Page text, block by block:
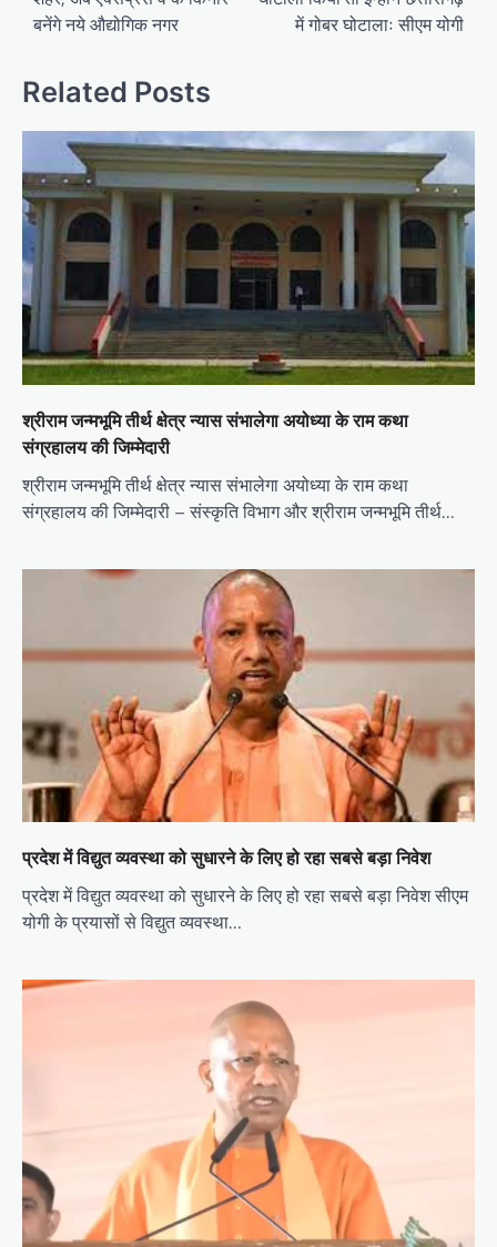
बनेंगे नये औद्योगिक नगर
में गोबर घोटालाः सीएम योगी
Related Posts
श्रीराम जन्मभूमि तीर्थ क्षेत्र न्यास संभालेगा अयोध्या के राम कथा
संग्रहालय की जिम्मेदारी
श्रीराम जन्मभूमि तीर्थ क्षेत्र न्यास संभालेगा अयोध्या के राम कथा
संग्रहालय की जिम्मेदारी – संस्कृति विभाग और श्रीराम जन्मभूमि तीर्थ…
प्रदेश में विद्युत व्यवस्था को सुधारने के लिए हो रहा सबसे बड़ा निवेश
प्रदेश में विद्युत व्यवस्था को सुधारने के लिए हो रहा सबसे बड़ा निवेश सीएम
योगी के प्रयासों से विद्युत व्यवस्था…